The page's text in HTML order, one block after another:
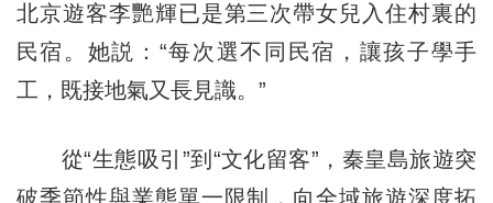
北京遊客李艷輝已是第三次帶女兒入住村裏的
民宿。她説：“每次選不同民宿，讓孩子學手
工，既接地氣又長見識。”
從“生態吸引”到“文化留客”，秦皇島旅遊突
破季節性與業態單一限制，向全域旅遊深度拓